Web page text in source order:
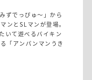
ずでっぴゅ～」から
ンとSLマンが登場。
いて遊べるバイキン
「アンパンマンうき